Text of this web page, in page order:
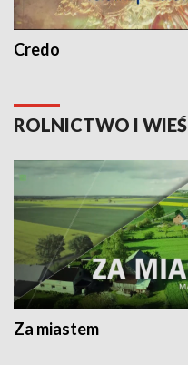
Credo
ROLNICTWO I WIEŚ
Za miastem